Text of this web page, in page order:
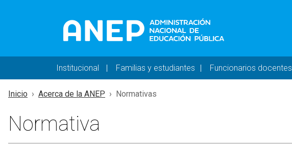
Navegación principal - DESKTOP
Institucional Familias y estudiantes Funcionarios docentes
Inicio Acerca de la ANEP Normativas
Normativa